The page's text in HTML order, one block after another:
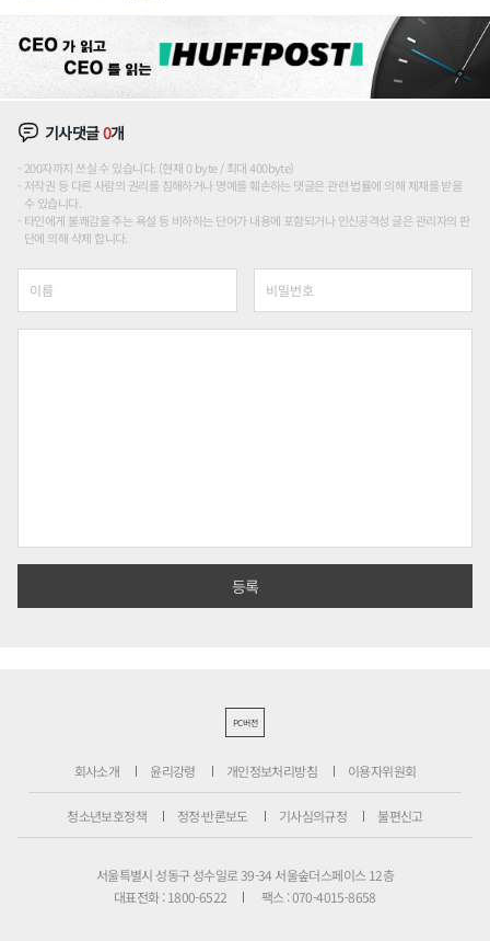
기사댓글0개
200자까지 쓰실 수 있습니다. (현재 0 byte / 최대 400byte)
저작권 등 다른 사람의 권리를 침해하거나 명예를 훼손하는 댓글은 관련 법률에 의해 제재를 받을
수 있습니다.
타인에게 불쾌감을 주는 욕설 등 비하하는 단어가 내용에 포함되거나 인신공격성 글은 관리자의 판
단에 의해 삭제 합니다.
PC버전
회사소개 윤리강령 개인정보처리방침 이용자위원회
청소년보호정책 정정·반론보도 기사심의규정 불편신고
서울특별시 성동구 성수일로 39-34 서울숲더스페이스 12층
대표전화 : 1800-6522
팩스 : 070-4015-8658